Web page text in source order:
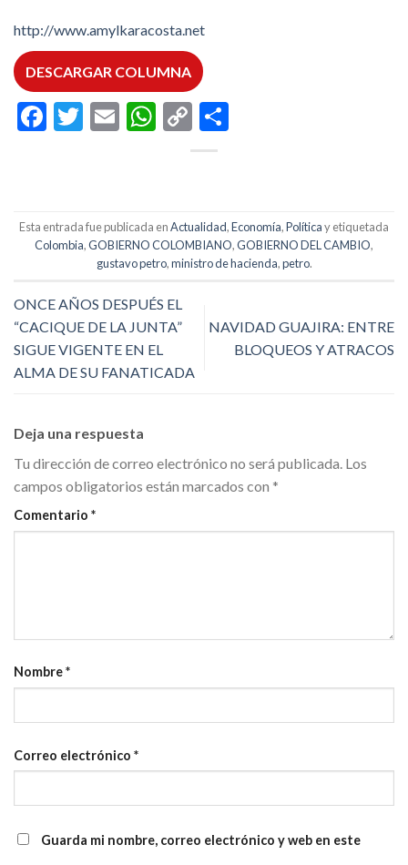
http://www.amylkaracosta.net
DESCARGAR COLUMNA
Facebook
Twitter
EmailWhatsApp
Copy
Link
Esta entrada fue publicada enActualidad,Economía,Políticay etiquetada
Colombia,GOBIERNO COLOMBIANO,GOBIERNO DEL CAMBIO,
gustavo petro,ministro de hacienda,petro.
ONCE AÑOS DESPUÉS EL
“CACIQUE DE LA JUNTA”
SIGUE VIGENTE EN EL
ALMA DE SU FANATICADA
NAVIDAD GUAJIRA: ENTRE
BLOQUEOS Y ATRACOS
Deja una respuesta
Tu dirección de correo electrónico no será publicada. Los
campos obligatorios están marcados con *
Comentario *
Nombre*
Correo electrónico *
Guarda mi nombre, correo electrónico y web en este